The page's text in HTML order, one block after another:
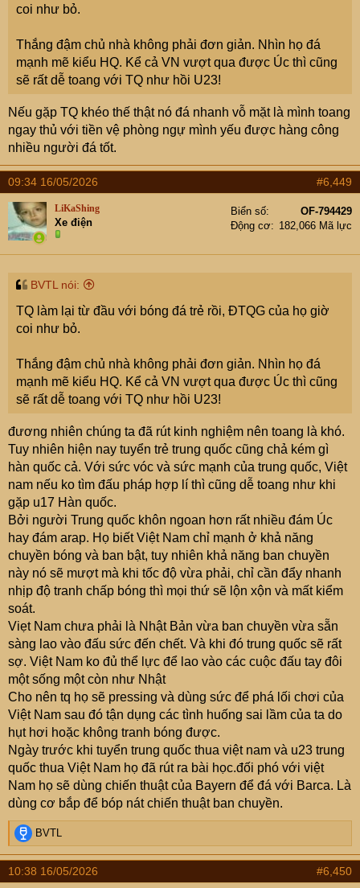
coi như bỏ.
Thắng đậm chủ nhà không phải đơn giản. Nhìn họ đá
mạnh mẽ kiểu HQ. Kể cả VN vượt qua được Úc thì cũng
sẽ rất dễ toang với TQ như hồi U23!
Nếu gặp TQ khéo thế thật nó đá nhanh vỗ mặt là mình toang
ngay thủ với tiền vệ phòng ngự mình yếu được hàng công
nhiều người đá tốt.
09:34 16/05/2026 #6,449
LiKaShing
Xe điện
Biển số
OF-794429
Động cơ
182,066 Mã lực
BVTL nói:
TQ làm lại từ đầu với bóng đá trẻ rồi, ĐTQG của họ giờ
coi như bỏ.
Thắng đậm chủ nhà không phải đơn giản. Nhìn họ đá
mạnh mẽ kiểu HQ. Kể cả VN vượt qua được Úc thì cũng
sẽ rất dễ toang với TQ như hồi U23!
đương nhiên chúng ta đã rút kinh nghiệm nên toang là khó.
Tuy nhiên hiện nay tuyển trẻ trung quốc cũng chả kém gì
hàn quốc cả. Với sức vóc và sức mạnh của trung quốc, Việt
nam nếu ko tìm đấu pháp hợp lí thì cũng dễ toang như khi
gặp u17 Hàn quốc.
Bởi người Trung quốc khôn ngoan hơn rất nhiều đám Úc
hay đám arap. Họ biết Việt Nam chỉ mạnh ở khả năng
chuyền bóng và ban bật, tuy nhiên khả năng ban chuyền
này nó sẽ mượt mà khi tốc độ vừa phải, chỉ cần đẩy nhanh
nhịp độ tranh chấp bóng thì mọi thứ sẽ lộn xộn và mất kiểm
soát.
Viẹt Nam chưa phải là Nhật Bản vừa ban chuyền vừa sẵn
sàng lao vào đấu sức đến chết. Và khi đó trung quốc sẽ rất
sợ. Việt Nam ko đủ thể lực để lao vào các cuộc đấu tay đôi
một sống một còn như Nhật
Cho nên tq họ sẽ pressing và dùng sức để phá lối chơi của
Việt Nam sau đó tận dụng các tình huống sai lầm của ta do
hụt hơi hoặc không tranh bóng được.
Ngày trước khi tuyển trung quốc thua việt nam và u23 trung
quốc thua Việt Nam họ đã rút ra bài học.đối phó với việt
Nam họ sẽ dùng chiến thuật của Bayern để đá với Barca. Là
dùng cơ bắp để bóp nát chiến thuật ban chuyền.
R
e
a
c
BVTL
10:38 16/05/2026 #6,450